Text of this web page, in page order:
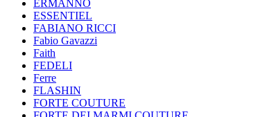
ERMANNO
ESSENTIEL
FABIANO RICCI
Fabio Gavazzi
Faith
FEDELI
Ferre
FLASHIN
FORTE COUTURE